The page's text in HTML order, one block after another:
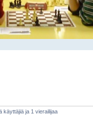
käyttäjiä ja 1 vierailijaa